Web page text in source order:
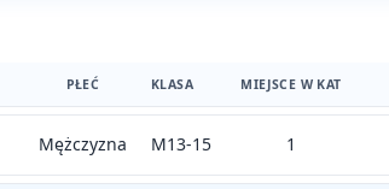
PŁEĆ KLASA MIEJSCE W KAT
Mężczyzna M13-15 1